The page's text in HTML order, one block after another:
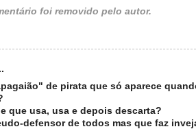
foi removido pelo autor.
de pirata que só aparece
que usa, usa e depois descarta?
defensor de todos mas que faz